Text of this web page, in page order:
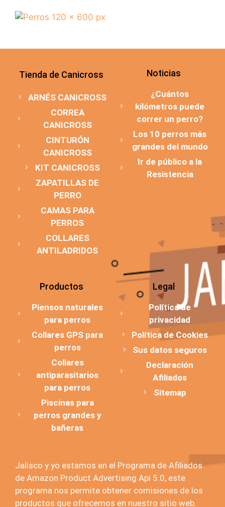
Tienda de Canicross
ARNÉS CANICROSS
CORREA
CANICROSS
CINTURÓN
CANICROSS
KIT CANICROSS
ZAPATILLAS DE
PERRO
CAMAS PARA
PERROS
COLLARES
ANTILADRIDOS
Noticias
¿Cuántos
kilómetros puede
correr un perro?
Los 10 perros más
grandes del mundo
Ir de público a la
Resistencia
Productos
Piensos naturales
para perros
Collares GPS para
perros
Collares
antiparasitarios
para perros
Piscinas para
perros grandes y
bañeras
Legal
Política de
privacidad
Política de Cookies
Sus datos seguros
Declaración
Afiliados
Sitemap
Jalisco y yo estamos en el Programa de Afiliados
de Amazon Product Advertising Api 5.0, este
programa nos permite obtener comisiones de los
productos que ofrecemos en nuestro sitio web.